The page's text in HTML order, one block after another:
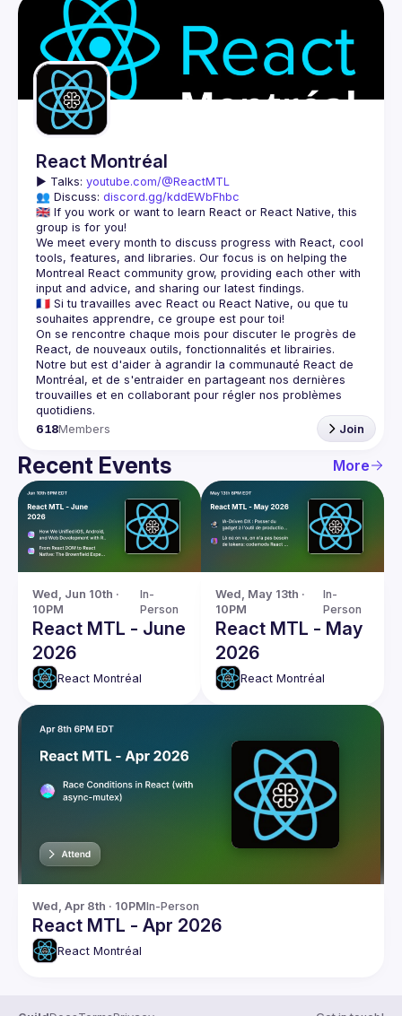
React Montréal
▶️ Talks: youtube.com/@ReactMTL
👥 Discuss: discord.gg/kddEWbFhbc
🇬🇧 If you work or want to learn React or React Native, this
We meet every month to discuss progress with React, cool
tools, features, and libraries. Our focus is on helping the
Montreal React community grow, providing each other with
🇫🇷 Si tu travailles avec React ou React Native, ou que tu
On se rencontre chaque mois pour discuter le progrès de
React, de nouveaux outils, fonctionnalités et librairies.
Notre but est d'aider à agrandir la communauté React de
Montréal, et de s'entraider en partageant nos dernières
trouvailles et en collaborant pour régler nos problèmes
618Members Join
Recent Events More
Wed, Jun 10th ·
10PM
In-
Person
React MTL - June
2026
React Montréal
Wed, May 13th ·
10PM
In-
Person
React MTL - May
2026
React Montréal
Wed, Apr 8th · 10PMIn-Person
React MTL - Apr 2026
React Montréal